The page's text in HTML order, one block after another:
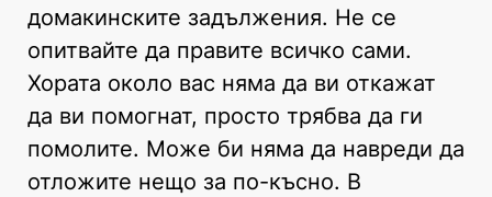
домакинските задължения. Не се
опитвайте да правите всичко сами.
Хората около вас няма да ви откажат
да ви помогнат, просто трябва да ги
помолите. Може би няма да навреди да
отложите нещо за по-късно. В